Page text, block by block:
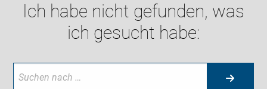
Ich habe nicht gefunden, was
ich gesucht habe: